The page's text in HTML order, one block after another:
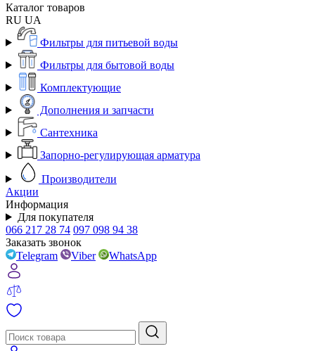
Каталог товаров
RU UA
Фильтры для питьевой воды
Фильтры для бытовой воды
Комплектующие
Дополнения и запчасти
Сантехника
Запорно-регулирующая арматура
Производители
Акции
Информация
Для покупателя
066 217 28 74 097 098 94 38
Заказать звонок
Telegram
Viber WhatsApp